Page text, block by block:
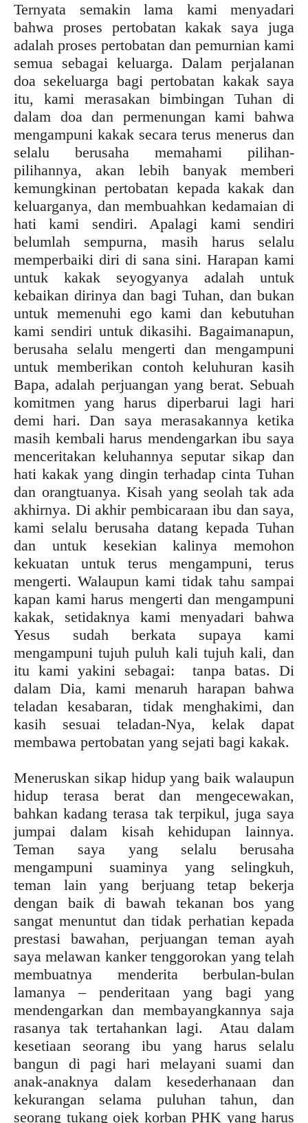
Ternyata semakin lama kami menyadari
bahwa proses pertobatan kakak saya juga
adalah proses pertobatan dan pemurnian kami
semua sebagai keluarga. Dalam perjalanan
doa sekeluarga bagi pertobatan kakak saya
itu, kami merasakan bimbingan Tuhan di
dalam doa dan permenungan kami bahwa
mengampuni kakak secara terus menerus dan
selalu berusaha memahami pilihan-
pilihannya, akan lebih banyak memberi
kemungkinan pertobatan kepada kakak dan
keluarganya, dan membuahkan kedamaian di
hati kami sendiri. Apalagi kami sendiri
belumlah sempurna, masih harus selalu
memperbaiki diri di sana sini. Harapan kami
untuk kakak seyogyanya adalah untuk
kebaikan dirinya dan bagi Tuhan, dan bukan
untuk memenuhi ego kami dan kebutuhan
kami sendiri untuk dikasihi. Bagaimanapun,
berusaha selalu mengerti dan mengampuni
untuk memberikan contoh keluhuran kasih
Bapa, adalah perjuangan yang berat. Sebuah
komitmen yang harus diperbarui lagi hari
demi hari. Dan saya merasakannya ketika
masih kembali harus mendengarkan ibu saya
menceritakan keluhannya seputar sikap dan
hati kakak yang dingin terhadap cinta Tuhan
dan orangtuanya. Kisah yang seolah tak ada
akhirnya. Di akhir pembicaraan ibu dan saya,
kami selalu berusaha datang kepada Tuhan
dan untuk kesekian kalinya memohon
kekuatan untuk terus mengampuni, terus
mengerti. Walaupun kami tidak tahu sampai
kapan kami harus mengerti dan mengampuni
kakak, setidaknya kami menyadari bahwa
Yesus sudah berkata supaya kami
mengampuni tujuh puluh kali tujuh kali, dan
itu kami yakini sebagai: tanpa batas. Di
dalam Dia, kami menaruh harapan bahwa
teladan kesabaran, tidak menghakimi, dan
kasih sesuai teladan-Nya, kelak dapat
membawa pertobatan yang sejati bagi kakak.
Meneruskan sikap hidup yang baik walaupun
hidup terasa berat dan mengecewakan,
bahkan kadang terasa tak terpikul, juga saya
jumpai dalam kisah kehidupan lainnya.
Teman saya yang selalu berusaha
mengampuni suaminya yang selingkuh,
teman lain yang berjuang tetap bekerja
dengan baik di bawah tekanan bos yang
sangat menuntut dan tidak perhatian kepada
prestasi bawahan, perjuangan teman ayah
saya melawan kanker tenggorokan yang telah
membuatnya menderita berbulan-bulan
lamanya – penderitaan yang bagi yang
mendengarkan dan membayangkannya saja
rasanya tak tertahankan lagi. Atau dalam
kesetiaan seorang ibu yang harus selalu
bangun di pagi hari melayani suami dan
anak-anaknya dalam kesederhanaan dan
kekurangan selama puluhan tahun, dan
seorang tukang ojek korban PHK yang harus